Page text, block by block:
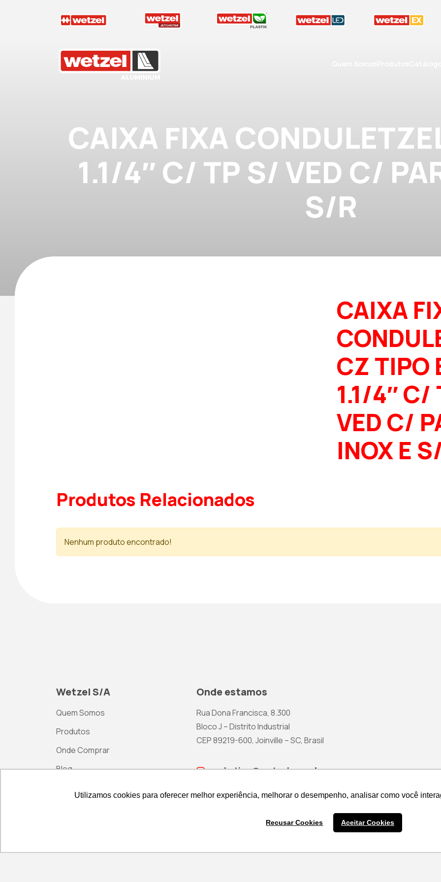
Utilizamos cookies para oferecer melhor experiência, melhorar o desempenho, analisar como você
Recusar Cookies Aceitar Cookies
Utilizamos cookies para oferecer melhor experiência, melhorar o desempenho, analisar como você
Recusar Cookies Aceitar Cookies
CAIXA FIXA
1.1/4″ C/ TP S/ VED C/
S/R
CAIXA
CZ TIPO
1.1/4″ C/
VED C/
INOX E
Produtos Relacionados
Nenhum produto encontrado!
Wetzel S/A
Quem Somos
Produtos
Onde Comprar
Blog
Onde estamos
Rua Dona Francisca, 8.300
Bloco J – Distrito Industrial
CEP 89219-600, Joinville – SC, Brasil
marketing@wetzel.com.br